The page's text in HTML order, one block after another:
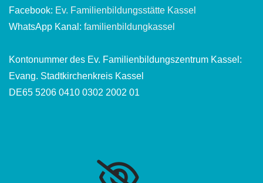
Facebook: Ev. Familienbildungsstätte Kassel
WhatsApp Kanal: familienbildungkassel
Kontonummer des Ev. Familienbildungszentrum Kassel:
Evang. Stadtkirchenkreis Kassel
DE65 5206 0410 0302 2002 01